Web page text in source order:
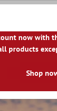
Μπεζ
now with
products
Shop